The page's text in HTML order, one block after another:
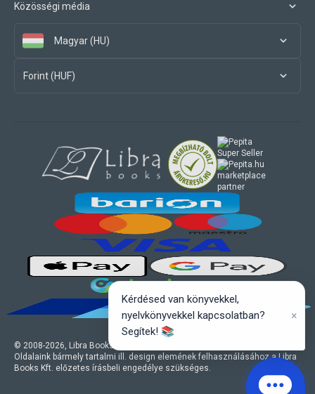
Közösségi média
Magyar (HU)
Forint (HUF)
© 2008-2026, Libra Books Kft. Minden jog fenntartva.
Oldalaink bármely tartalmi ill. design elemének felhasználásához a Libra
Books Kft. előzetes írásbeli engedélye szükséges.
marketplace
partner
Kérdésed van könyvekkel,
nyelvkönyvekkel kapcsolatban?
Segítek! 📚
×